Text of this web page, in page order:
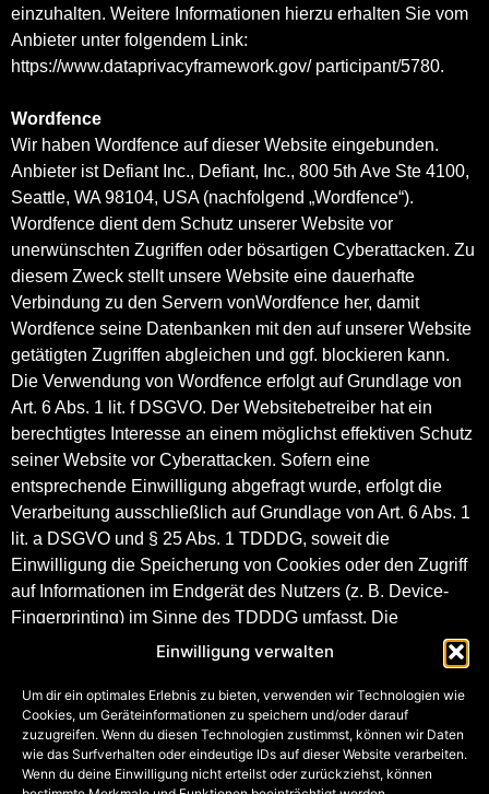
Einwilligung verwalten
Um dir ein optimales Erlebnis zu bieten, verwenden wir Technologien wie
Cookies, um Geräteinformationen zu speichern und/oder darauf
zuzugreifen. Wenn du diesen Technologien zustimmst, können wir Daten
wie das Surfverhalten oder eindeutige IDs auf dieser Website verarbeiten.
Wenn du deine Einwilligung nicht erteilst oder zurückziehst, können
einzuhalten. Weitere Informationen hierzu erhalten Sie vom
Anbieter unter folgendem Link:
https://www.dataprivacyframework.gov/ participant/5780.
Wordfence
Wir haben Wordfence auf dieser Website eingebunden.
Anbieter ist Defiant Inc., Defiant, Inc., 800 5th Ave Ste 4100,
Seattle, WA 98104, USA (nachfolgend „Wordfence“).
Wordfence dient dem Schutz unserer Website vor
unerwünschten Zugriffen oder bösartigen Cyberattacken. Zu
diesem Zweck stellt unsere Website eine dauerhafte
Verbindung zu den Servern vonWordfence her, damit
Wordfence seine Datenbanken mit den auf unserer Website
getätigten Zugriffen abgleichen und ggf. blockieren kann.
Die Verwendung von Wordfence erfolgt auf Grundlage von
Art. 6 Abs. 1 lit. f DSGVO. Der Websitebetreiber hat ein
berechtigtes Interesse an einem möglichst effektiven Schutz
seiner Website vor Cyberattacken. Sofern eine
entsprechende Einwilligung abgefragt wurde, erfolgt die
Verarbeitung ausschließlich auf Grundlage von Art. 6 Abs. 1
lit. a DSGVO und § 25 Abs. 1 TDDDG, soweit die
Einwilligung die Speicherung von Cookies oder den Zugriff
auf Informationen im Endgerät des Nutzers (z. B. Device-
Fingerprinting) im Sinne des TDDDG umfasst. Die
Einwilligung ist jederzeit widerrufbar. Die Datenübertragung
in die USA wird auf die Standardvertragsklauseln der EU-
Kommission gestützt. Details finden Sie hier:
https://www.wordfence.com/help/ general-data-protection-
regulation/.